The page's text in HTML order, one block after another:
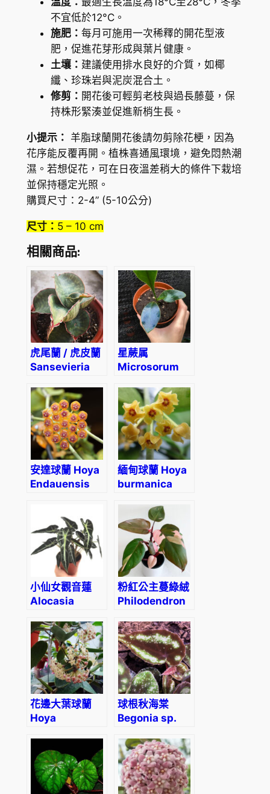
不宜低於12°C。
施肥： 每月可施用一次稀釋的開花型液
肥，促進花芽形成與葉片健康。
土壤： 建議使用排水良好的介質，如椰
纖、珍珠岩與泥炭混合土。
修剪： 開花後可輕剪老枝與過長藤蔓，保
持株形緊湊並促進新梢生長。
小提示： 羊脂球蘭開花後請勿剪除花梗，因為
花序能反覆再開。植株喜通風環境，避免悶熱潮
濕。若想促花，可在日夜溫差稍大的條件下栽培
並保持穩定光照。
購買尺寸：2-4” (5-10公分)
尺寸： 5 – 10 cm
相關商品:
虎尾蘭 / 虎皮蘭
Sansevieria
Dwarf Plant
星蕨属
Microsorum
安達球蘭 Hoya
Endauensis
緬甸球蘭 Hoya
burmanica
小仙女觀音蓮
Alocasia
Arrow
粉紅公主蔓綠絨
Philodendron
花邊大葉球蘭
Hoya
球根秋海棠
Begonia sp.